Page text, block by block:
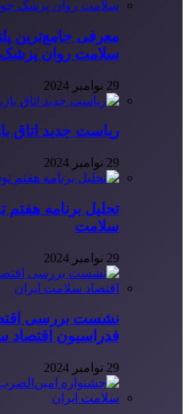
معرفی جامع‌ترین
سلامت روان
29 نوامبر 2024
ریاست جدید اتاق
29 نوامبر 2024
تحلیل برنامه
سلامت
29 نوامبر 2024
نشست بررسی
فدراسیون اقتصاد
29 نوامبر 2024